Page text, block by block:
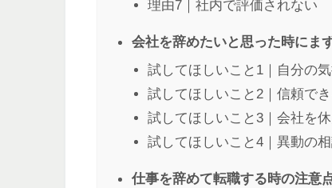
理由7｜社内で評価されない
会社を辞めたいと思った時にま
試してほしいこと1｜自分の
試してほしいこと2｜信頼で
試してほしいこと3｜会社を
試してほしいこと4｜異動の
仕事を辞めて転職する時の注意